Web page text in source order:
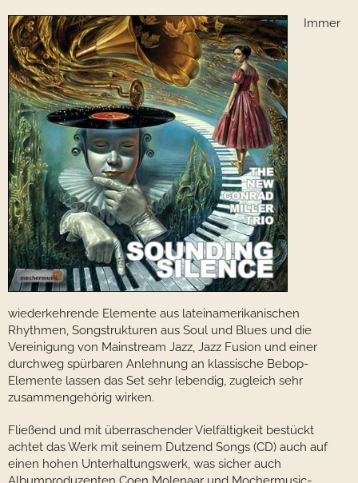
Immer
wiederkehrende Elemente aus lateinamerikanischen
Rhythmen, Songstrukturen aus Soul und Blues und die
Vereinigung von Mainstream Jazz, Jazz Fusion und einer
durchweg spürbaren Anlehnung an klassische Bebop-
Elemente lassen das Set sehr lebendig, zugleich sehr
zusammengehörig wirken.
Fließend und mit überraschender Vielfältigkeit bestückt
achtet das Werk mit seinem Dutzend Songs (CD) auch auf
einen hohen Unterhaltungswerk, was sicher auch